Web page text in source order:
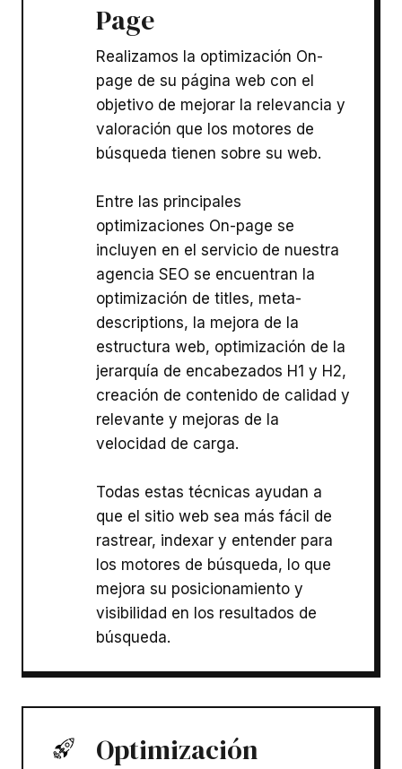
Page
Realizamos la optimización On-
page de su página web con el
objetivo de mejorar la relevancia y
valoración que los motores de
búsqueda tienen sobre su web.
Entre las principales
optimizaciones On-page se
incluyen en el servicio de nuestra
agencia SEO se encuentran la
optimización de titles, meta-
descriptions, la mejora de la
estructura web, optimización de la
jerarquía de encabezados H1 y H2,
creación de contenido de calidad y
relevante y mejoras de la
velocidad de carga.
Todas estas técnicas ayudan a
que el sitio web sea más fácil de
rastrear, indexar y entender para
los motores de búsqueda, lo que
mejora su posicionamiento y
visibilidad en los resultados de
búsqueda.
Optimización